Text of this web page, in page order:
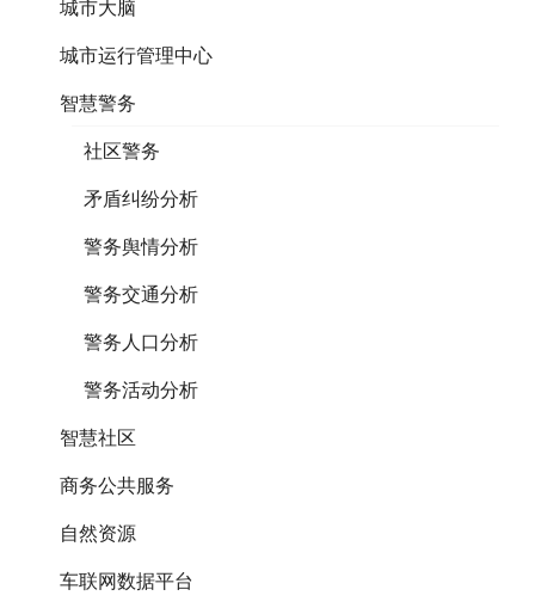
城市大脑
城市运行管理中心
智慧警务
社区警务
矛盾纠纷分析
警务舆情分析
警务交通分析
警务人口分析
警务活动分析
智慧社区
商务公共服务
自然资源
车联网数据平台